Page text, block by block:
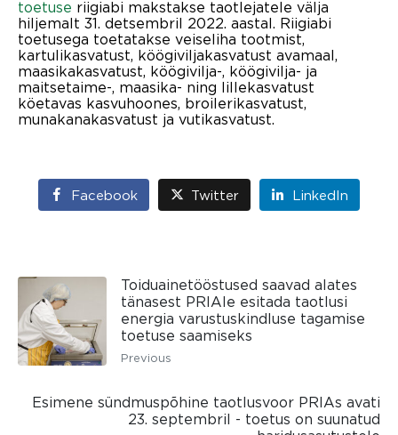
toetuse riigiabi makstakse taotlejatele välja
hiljemalt 31. detsembril 2022. aastal. Riigiabi
toetusega toetatakse veiseliha tootmist,
kartulikasvatust, köögiviljakasvatust avamaal,
maasikakasvatust, köögivilja-, köögivilja- ja
maitsetaime-, maasika- ning lillekasvatust
köetavas kasvuhoones, broilerikasvatust,
munakanakasvatust ja vutikasvatust.
Facebook Twitter LinkedIn
Toiduainetööstused saavad alates
tänasest PRIAle esitada taotlusi
energia varustuskindluse tagamise
toetuse saamiseks
Previous
Esimene sündmuspõhine taotlusvoor PRIAs avati
23. septembril - toetus on suunatud